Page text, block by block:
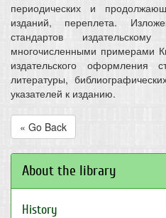
периодических и
изданий, переплета.
стандартов
многочисленными примерами
издательского оформления
литературы,
указателей к изданию.
« Go Back
About the library
History